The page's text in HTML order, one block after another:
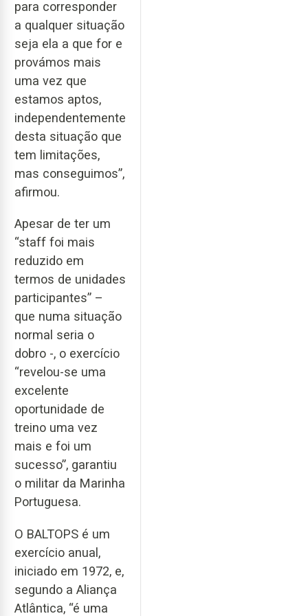
para corresponder
a qualquer situação
seja ela a que for e
provámos mais
uma vez que
estamos aptos,
independentemente
desta situação que
tem limitações,
mas conseguimos”,
afirmou.
Apesar de ter um
“staff foi mais
reduzido em
termos de unidades
participantes” –
que numa situação
normal seria o
dobro -, o exercício
“revelou-se uma
excelente
oportunidade de
treino uma vez
mais e foi um
sucesso”, garantiu
o militar da Marinha
Portuguesa.
O BALTOPS é um
exercício anual,
iniciado em 1972, e,
segundo a Aliança
Atlântica, “é uma